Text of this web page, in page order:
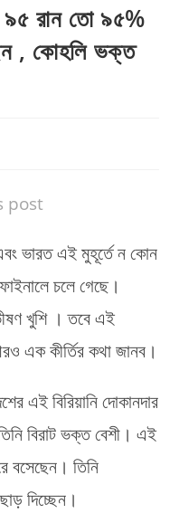
রান তো ৯৫%
, কোহলি ভক্ত
post
ভারত এই মুহূর্তে ন কোন
চলে গেছে।
খুশি । তবে এই
এক কীর্তির কথা জানব।
এই বিরিয়ানি দোকানদার
বিরাট ভক্ত বেশী। এই
বসেছেন। তিনি
দিচ্ছেন।